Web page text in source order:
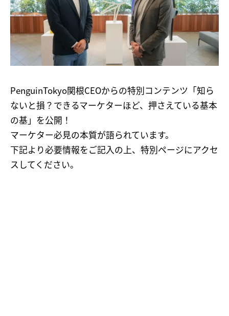
PenguinTokyo関根CEOからの特別コンテンツ「知ら
ないと損？できるマーケターほど、押さえている基本
の基」を公開！
マーケター必見の本質が語られています。
下記より必要情報をご記入の上、特別ページにアクセ
スしてください。